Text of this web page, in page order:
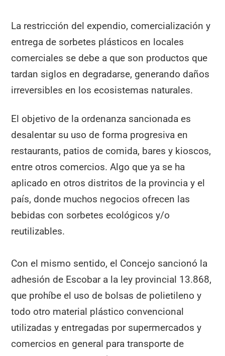
La restricción del expendio, comercialización y
entrega de sorbetes plásticos en locales
comerciales se debe a que son productos que
tardan siglos en degradarse, generando daños
irreversibles en los ecosistemas naturales.
El objetivo de la ordenanza sancionada es
desalentar su uso de forma progresiva en
restaurants, patios de comida, bares y kioscos,
entre otros comercios. Algo que ya se ha
aplicado en otros distritos de la provincia y el
país, donde muchos negocios ofrecen las
bebidas con sorbetes ecológicos y/o
reutilizables.
Con el mismo sentido, el Concejo sancionó la
adhesión de Escobar a la ley provincial 13.868,
que prohíbe el uso de bolsas de polietileno y
todo otro material plástico convencional
utilizadas y entregadas por supermercados y
comercios en general para transporte de